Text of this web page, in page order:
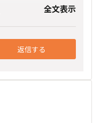
全文表示
返信する